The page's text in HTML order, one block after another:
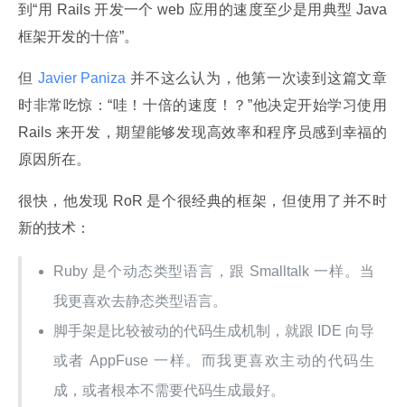
到“用 Rails 开发一个 web 应用的速度至少是用典型 Java
框架开发的十倍”。
但 Javier Paniza 并不这么认为，他第一次读到这篇文章
时非常吃惊：“哇！十倍的速度！？”他决定开始学习使用
Rails 来开发，期望能够发现高效率和程序员感到幸福的
原因所在。
很快，他发现 RoR 是个很经典的框架，但使用了并不时
新的技术：
Ruby 是个动态类型语言，跟 Smalltalk 一样。当
我更喜欢去静态类型语言。
脚手架是比较被动的代码生成机制，就跟 IDE 向导
或者 AppFuse 一样。而我更喜欢主动的代码生
成，或者根本不需要代码生成最好。